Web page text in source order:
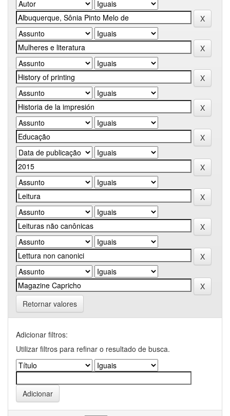
Retornar valores
Adicionar filtros:
Utilizar filtros para refinar o resultado de busca.